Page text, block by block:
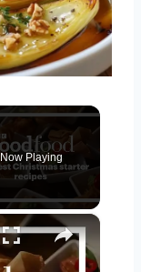
Now Playing
×